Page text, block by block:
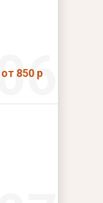
от 850 р